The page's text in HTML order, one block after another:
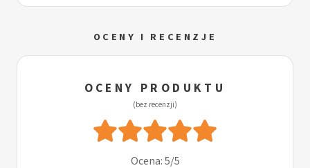
OCENY I RECENZJE
OCENY PRODUKTU
(bez recenzji)
Ocena: 5/5